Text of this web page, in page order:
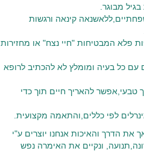
מבוגר.
קינאה ורגשות
פלא המבטיחות "חיי נצח" או מחזירות
עם כל בעיה ומומלץ לא להכתיב לרופא
טבעי,אפשר להאריך חיים תוך כדי
לפי כללים,והתאמה מקצועית.
את הדרך והאיכות אנחנו יוצרים ע"י
ונקיים את האימרה נפש